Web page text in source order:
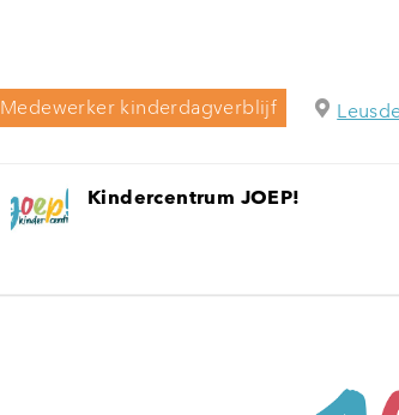
Medewerker kinderdagverblijf
Kindercentrum JOEP!